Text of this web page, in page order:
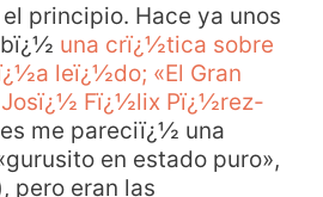
principio. Hace ya unos
una crï¿½tica sobre
leï¿½do; «El Gran
Fï¿½lix Pï¿½rez-
me pareciï¿½ una
en estado puro»,
pero eran las